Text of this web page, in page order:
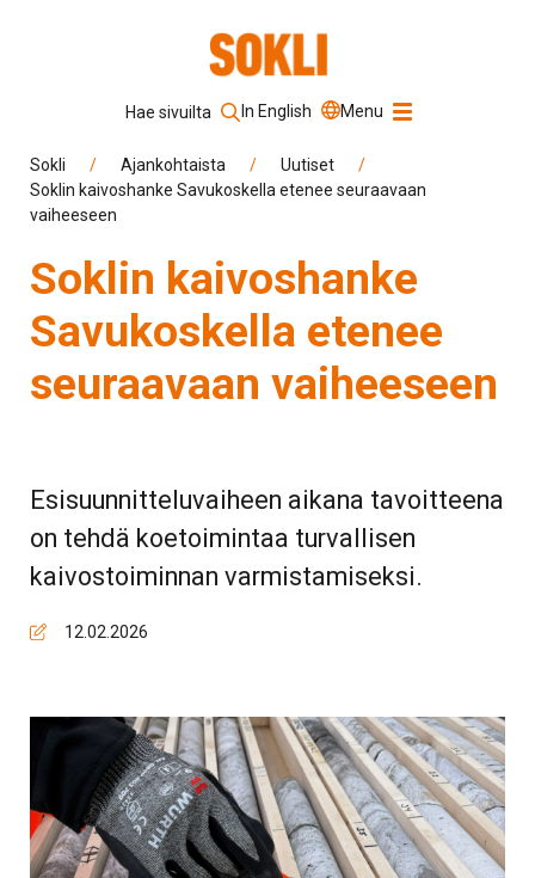
Hae sivuilta In English Menu
Hakusana
Hae sivustolta
Sokli / Ajankohtaista / Uutiset
/
Soklin kaivoshanke Savukoskella etenee seuraavaan
vaiheeseen
Soklin kaivoshanke
Savukoskella etenee
seuraavaan vaiheeseen
Esisuunnitteluvaiheen aikana tavoitteena
on tehdä koetoimintaa turvallisen
kaivostoiminnan varmistamiseksi.
12.02.2026